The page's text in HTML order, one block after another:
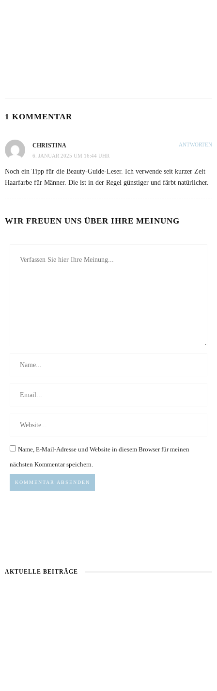
1 KOMMENTAR
CHRISTINA
6. JANUAR 2025 UM 16:44 UHR
Noch ein Tipp für die Beauty-Guide-Leser. Ich verwende seit kurzer Zeit
Haarfarbe für Männer. Die ist in der Regel günstiger und färbt natürlicher.
ANTWORTEN
WIR FREUEN UNS ÜBER IHRE MEINUNG
Name, E-Mail-Adresse und Website in diesem Browser für meinen
nächsten Kommentar speichern.
AKTUELLE BEITRÄGE